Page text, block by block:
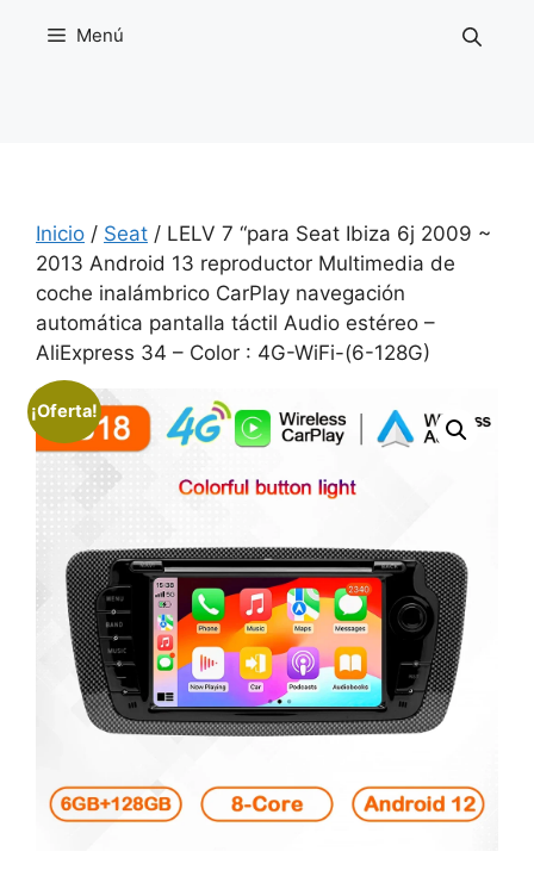
Menú
Inicio / Seat / LELV 7 “para Seat Ibiza 6j 2009 ~
2013 Android 13 reproductor Multimedia de
coche inalámbrico CarPlay navegación
automática pantalla táctil Audio estéreo –
AliExpress 34 – Color : 4G-WiFi-(6-128G)
¡Oferta!